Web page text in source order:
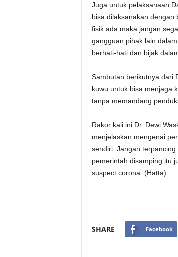
Juga untuk pelaksanaan
bisa dilaksanakan dengan
fisik ada maka jangan
gangguan pihak lain
berhati-hati dan bijak
Sambutan berikutnya dari
kuwu untuk bisa menjaga
tanpa memandang
Rakor kali ini Dr. Dewi
menjelaskan mengenai
sendiri. Jangan
pemerintah disamping itu
suspect corona. (Hatta)
SHARE Facebook